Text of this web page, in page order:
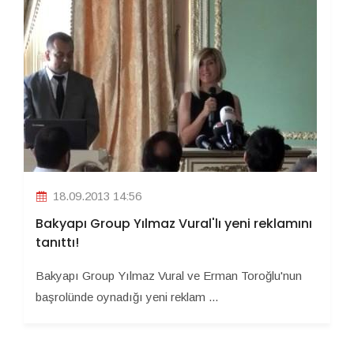
18.09.2013 14:56
Bakyapı Group Yılmaz Vural'lı yeni reklamını
tanıttı!
Bakyapı Group Yılmaz Vural ve Erman Toroğlu'nun
başrolünde oynadığı yeni reklam ...